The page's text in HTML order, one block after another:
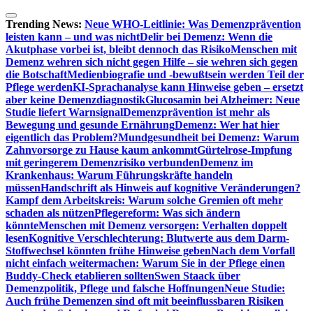
Zum
Inhalt
springen
Trending News: Neue WHO-Leitlinie: Was Demenzprävention
leisten kann – und was nichtDelir bei Demenz: Wenn die
Akutphase vorbei ist, bleibt dennoch das RisikoMenschen mit
Demenz wehren sich nicht gegen Hilfe – sie wehren sich gegen
die BotschaftMedienbiografie und -bewußtsein werden Teil der
Pflege werdenKI-Sprachanalyse kann Hinweise geben – ersetzt
aber keine DemenzdiagnostikGlucosamin bei Alzheimer: Neue
Studie liefert WarnsignalDemenzprävention ist mehr als
Bewegung und gesunde ErnährungDemenz: Wer hat hier
eigentlich das Problem?Mundgesundheit bei Demenz: Warum
Zahnvorsorge zu Hause kaum ankommtGürtelrose-Impfung
mit geringerem Demenzrisiko verbundenDemenz im
Krankenhaus: Warum Führungskräfte handeln
müssenHandschrift als Hinweis auf kognitive Veränderungen?
Kampf dem Arbeitskreis: Warum solche Gremien oft mehr
schaden als nützenPflegereform: Was sich ändern
könnteMenschen mit Demenz versorgen: Verhalten doppelt
lesenKognitive Verschlechterung: Blutwerte aus dem Darm-
Stoffwechsel könnten frühe Hinweise gebenNach dem Vorfall
nicht einfach weitermachen: Warum Sie in der Pflege einen
Buddy-Check etablieren solltenSwen Staack über
Demenzpolitik, Pflege und falsche HoffnungenNeue Studie:
Auch frühe Demenzen sind oft mit beeinflussbaren Risiken